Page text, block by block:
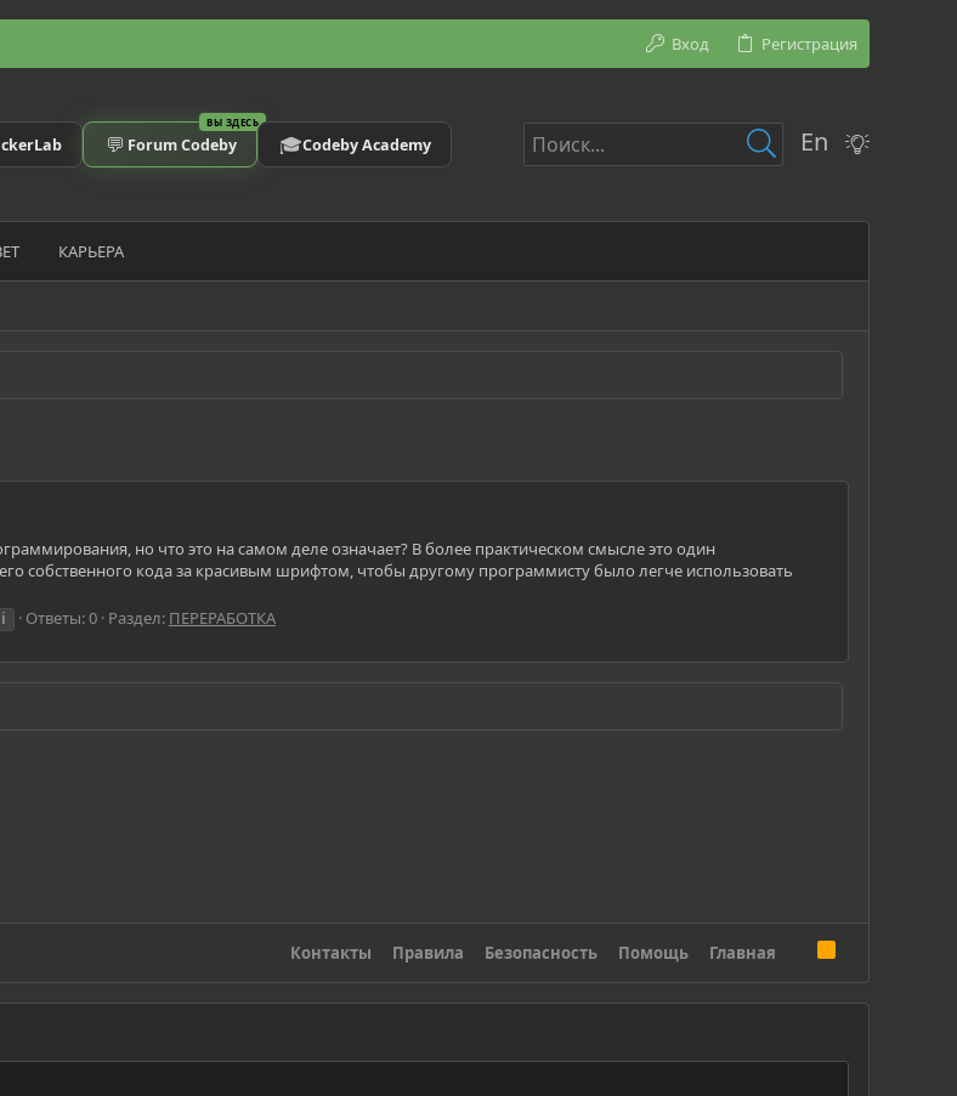
Вход Регистрация
ВЫ ЗДЕСЬ
💬 Forum Codeby 🎓Codeby Academy En
КАРЬЕРА
но что это на самом деле означает? В более практическом смысле это один
собственного кода за красивым шрифтом, чтобы другому программисту было легче использовать
Ответы: 0 Раздел: ПЕРЕРАБОТКА
Контакты Правила Безопасность Помощь Главная
S